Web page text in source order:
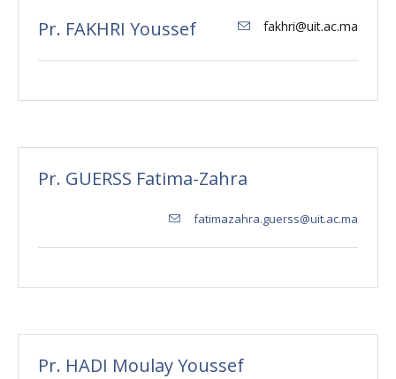
Pr. FAKHRI Youssef fakhri@uit.ac.ma
Pr. GUERSS Fatima-Zahra
fatimazahra.guerss@uit.ac.ma
Pr. HADI Moulay Youssef